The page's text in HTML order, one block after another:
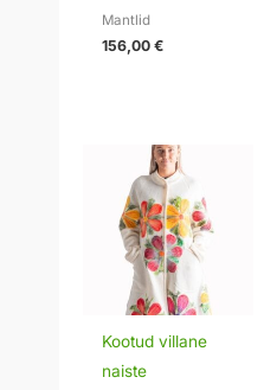
Mantlid
156,00€
Kootud villane
naiste
Hinnavahemik:
295,00 €
kuni
320,00 €